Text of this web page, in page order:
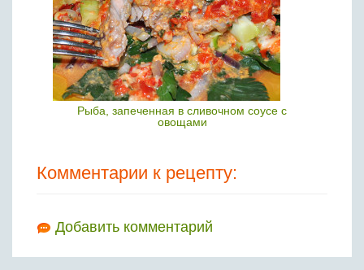
Рыба, запеченная в сливочном соусе с
овощами
Комментарии к рецепту:
Добавить комментарий